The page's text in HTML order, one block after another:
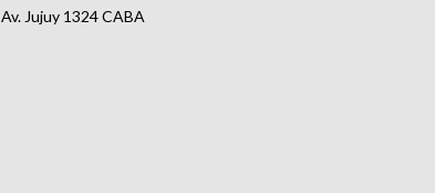
Av. Jujuy 1324 CABA